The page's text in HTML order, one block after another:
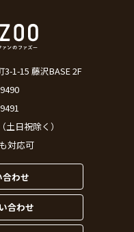
1-15 藤沢BASE 2F
土日祝除く）
対応可
わせ
合わせ